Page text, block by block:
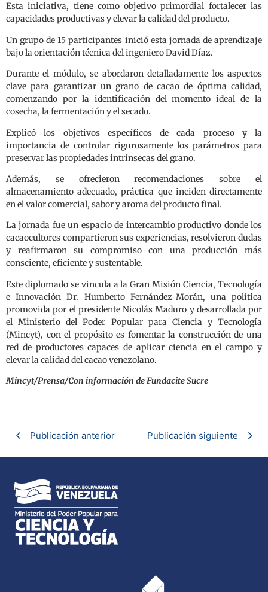
Esta iniciativa, tiene como objetivo primordial fortalecer las
capacidades productivas y elevar la calidad del producto.
Un grupo de 15 participantes inició esta jornada de aprendizaje
bajo la orientación técnica del ingeniero David Díaz.
Durante el módulo, se abordaron detalladamente los aspectos
clave para garantizar un grano de cacao de óptima calidad,
comenzando por la identificación del momento ideal de la
cosecha, la fermentación y el secado.
Explicó los objetivos específicos de cada proceso y la
importancia de controlar rigurosamente los parámetros para
preservar las propiedades intrínsecas del grano.
Además, se ofrecieron recomendaciones sobre el
almacenamiento adecuado, práctica que inciden directamente
en el valor comercial, sabor y aroma del producto final.
La jornada fue un espacio de intercambio productivo donde los
cacaocultores compartieron sus experiencias, resolvieron dudas
y reafirmaron su compromiso con una producción más
consciente, eficiente y sustentable.
Este diplomado se vincula a la Gran Misión Ciencia, Tecnología
e Innovación Dr. Humberto Fernández-Morán, una política
promovida por el presidente Nicolás Maduro y desarrollada por
el Ministerio del Poder Popular para Ciencia y Tecnología
(Mincyt), con el propósito es fomentar la construcción de una
red de productores capaces de aplicar ciencia en el campo y
elevar la calidad del cacao venezolano.
Mincyt/Prensa/Con información de Fundacite Sucre
Publicación anterior Publicación siguiente